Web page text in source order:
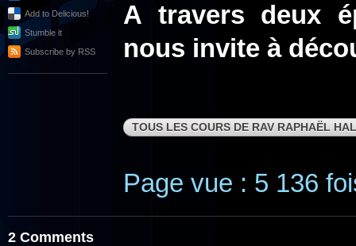
Add to Delicious!
Stumble it
Subscribe by RSS
A travers deux
nous invite à
TOUS LES COURS DE RAV RAPHAËL
Page vue : 5 136
2 Comments